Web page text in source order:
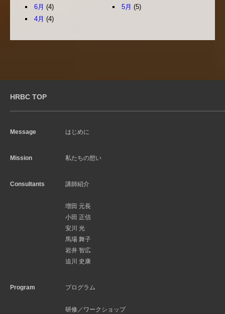
6月 (4) 5月 (5)
4月 (4)
HRBC TOP
Message はじめに
Mission 私たちの想い
Consultants 講師紹介
増田 元長
小田 正信
安川 光
馬場 舞子
岩井 智広
迫川 史康
Program プログラム
研修／ワークショップ